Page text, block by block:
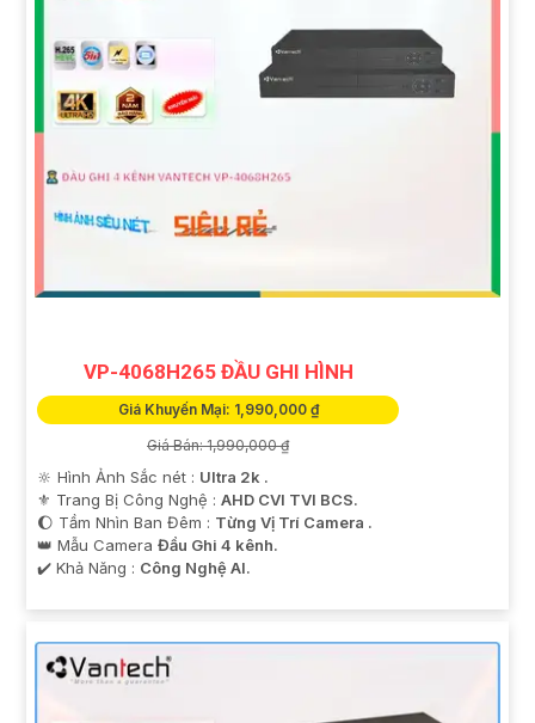
VP-4068H265 ĐẦU GHI HÌNH
Giá Khuyến Mại: 1,990,000 ₫
Giá Bán: 1,990,000 ₫
🔆 Hình Ảnh Sắc nét : Ultra 2k .
⚜️ Trang Bị Công Nghệ : AHD CVI TVI BCS.
🌔 Tầm Nhìn Ban Đêm : Từng Vị Trí Camera .
👑 Mẫu Camera Đầu Ghi 4 kênh.
️✔️ Khả Năng : Công Nghệ AI.